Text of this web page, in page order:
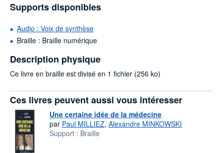
Supports disponibles
Audio : Voix de synthèse
Braille : Braille numérique
Description physique
Ce livre en braille est divisé en 1 fichier (256 ko)
Ces livres peuvent aussi vous intéresser
Une certaine idée de la médecine
par Paul MILLIEZ, Alexandre MINKOWSKI
Support : Braille